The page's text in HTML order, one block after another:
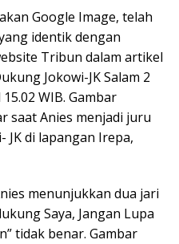
Google Image, telah
identik dengan
Tribun dalam artikel
Jokowi-JK Salam 2
WIB. Gambar
saat Anies menjadi juru
JK di lapangan Irepa,
menunjukkan dua jari
Saya, Jangan Lupa
tidak benar. Gambar